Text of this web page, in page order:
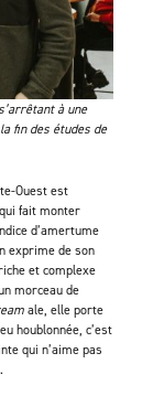
à une
fin des études de
Ouest est
fait monter
d’amertume
exprime de son
et complexe
morceau de
ale, elle porte
houblonnée, c’est
qui n’aime pas